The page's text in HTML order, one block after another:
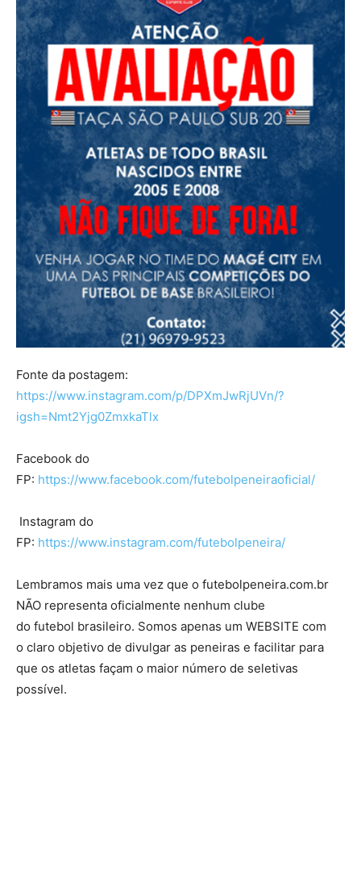
Fonte da postagem:
https://www.instagram.com/p/DPXmJwRjUVn/?
igsh=Nmt2Yjg0ZmxkaTlx
Facebook do
FP: https://www.facebook.com/futebolpeneiraoficial/
Instagram do
FP: https://www.instagram.com/futebolpeneira/
Lembramos mais uma vez que o futebolpeneira.com.br
NÃO representa oficialmente nenhum clube
do futebol brasileiro. Somos apenas um WEBSITE com
o claro objetivo de divulgar as peneiras e facilitar para
que os atletas façam o maior número de seletivas
possível.